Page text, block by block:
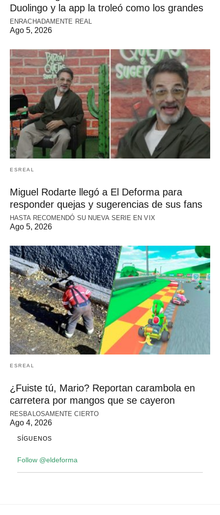
Duolingo y la app la troleó como los grandes
ENRACHADAMENTE REAL
Ago 5, 2026
ESREAL
Miguel Rodarte llegó a El Deforma para
responder quejas y sugerencias de sus fans
HASTA RECOMENDÓ SU NUEVA SERIE EN VIX
Ago 5, 2026
ESREAL
¿Fuiste tú, Mario? Reportan carambola en
carretera por mangos que se cayeron
RESBALOSAMENTE CIERTO
Ago 4, 2026
SÍGUENOS
Follow @eldeforma